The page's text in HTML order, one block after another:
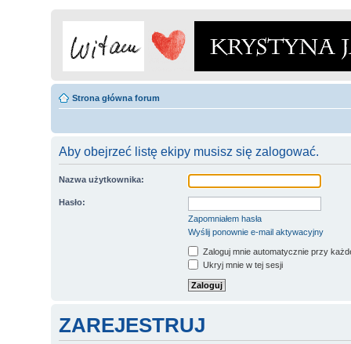
Strona główna forum
Aby obejrzeć listę ekipy musisz się zalogować.
Nazwa użytkownika:
Hasło:
Zapomniałem hasła
Wyślij ponownie e-mail aktywacyjny
Zaloguj mnie automatycznie przy
Ukryj mnie w tej sesji
ZAREJESTRUJ